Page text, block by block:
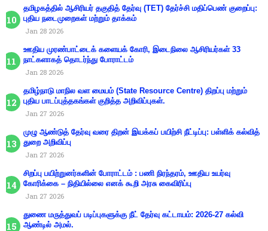
தமிழகத்தில் ஆசிரியர் தகுதித் தேர்வு (TET) தேர்ச்சி மதிப்பெண் குறைப்பு:
புதிய நடைமுறைகள் மற்றும் தாக்கம்
Jan 28 2026
ஊதிய முரண்பாட்டைக் களையக் கோரி, இடைநிலை ஆசிரியர்கள் 33
நாட்களாகத் தொடர்ந்து போராட்டம்
Jan 28 2026
தமிழ்நாடு மாநில வள மையம் (State Resource Centre) திறப்பு மற்றும்
புதிய பாடப்புத்தகங்கள் குறித்த அறிவிப்புகள்.
Jan 27 2026
முழு ஆண்டுத் தேர்வு வரை திறன் இயக்கப் பயிற்சி நீட்டிப்பு: பள்ளிக் கல்வித்
துறை அறிவிப்பு
Jan 27 2026
சிறப்பு பயிற்றுனர்களின் போராட்டம் : பணி நிரந்தரம், ஊதிய உயர்வு
கோரிக்கை – நிதியில்லை எனக் கூறி அரசு கைவிரிப்பு
Jan 27 2026
துணை மருத்துவப் படிப்புகளுக்கு நீட் தேர்வு கட்டாயம்: 2026-27 கல்வி
ஆண்டில் அமல்.